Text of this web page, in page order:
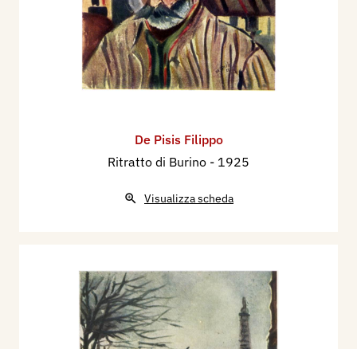
De Pisis Filippo
Ritratto di Burino - 1925
Visualizza scheda